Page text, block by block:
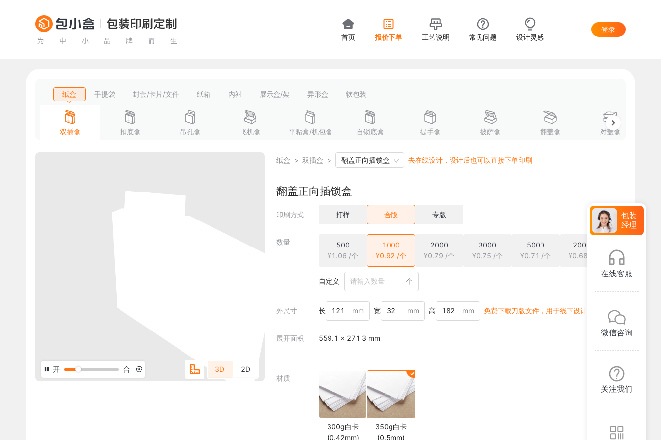
首页 报价下单 工艺说明 常见问题 设计灵感
登录
纸盒 手提袋 封套/卡片/文件 纸箱 内衬 展示盒/架 异形盒 软包装
双插盒 扣底盒 吊孔盒 飞机盒 平粘盒/机包盒 自锁底盒 提手盒 披萨盒 翻盖盒 对盖盒
开 合 3D 2D
纸盒 > 双插盒 > 翻盖正向插锁盒 去在线设计，设计后也可以直接下单印刷
翻盖正向插锁盒
印刷方式 打样 合版 专版
数量
500
¥1.06 /个
1000
¥0.92 /个
2000
¥0.79 /个
3000
¥0.75 /个
5000
¥0.71 /个
20000
¥0.68 /个
自定义 个
外尺寸 长 mm 宽 mm 高 mm 免费下载刀版文件，用于线下设计
展开面积 559.1 × 271.3 mm
材质
300g白卡
(0.42mm)
350g白卡
(0.5mm)
包装
经理
在线客服
微信咨询
关注我们